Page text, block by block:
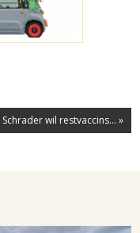
wil restvaccins... »